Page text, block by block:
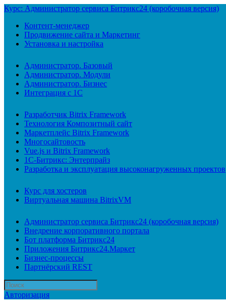
Курс: Администратор сервиса Битрикс24 (коробочная версия)
Контент-менеджер
Продвижение сайта и Маркетинг
Установка и настройка
Администратор. Базовый
Администратор. Модули
Администратор. Бизнес
Интеграция с 1С
Разработчик Bitrix Framework
Технология Композитный сайт
Маркетплейс Bitrix Framework
Многосайтовость
Vue.js и Bitrix Framework
1С-Битрикс: Энтерпрайз
Разработка и эксплуатация высоконагруженных проектов
Курс для хостеров
Виртуальная машина BitrixVM
Администратор сервиса Битрикс24 (коробочная версия)
Внедрение корпоративного портала
Бот платформа Битрикс24
Приложения Битрикс24.Маркет
Бизнес-процессы
Партнёрский REST
Авторизация